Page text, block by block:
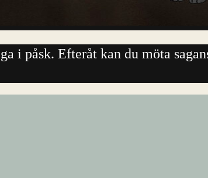
i påsk. Efteråt kan du möta